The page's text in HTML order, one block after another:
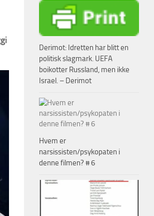
Derimot: Idretten har blitt en
politisk slagmark. UEFA
boikotter Russland, men ikke
Israel. – Derimot
Hvem er
narsissisten/psykopaten i
denne filmen? # 6